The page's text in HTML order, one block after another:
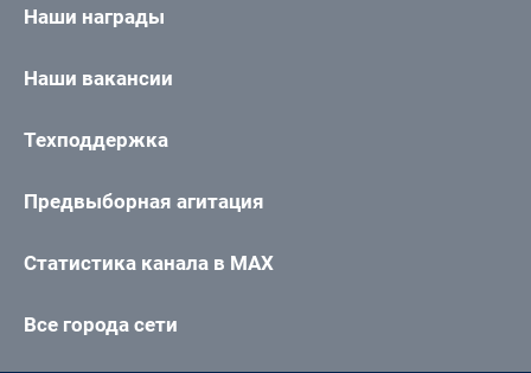
Наши награды
Наши вакансии
Техподдержка
Предвыборная агитация
Статистика канала в MAX
Все города сети